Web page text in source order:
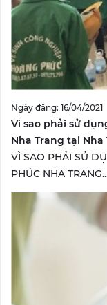
Ngày đăng: 16/04/2021
Vì sao phải sử
Nha Trang tại Nha
VÌ SAO PHẢI SỬ
PHÚC NHA